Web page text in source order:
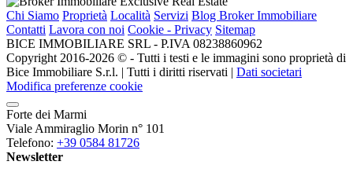
Chi Siamo Proprietà Località Servizi Blog Broker Immobiliare
Contatti Lavora con noi Cookie - Privacy Sitemap
BICE IMMOBILIARE SRL - P.IVA 08238860962
Copyright 2016-2026 ©️ - Tutti i testi e le immagini sono proprietà di
Bice Immobiliare S.r.l. | Tutti i diritti riservati | Dati societari
Modifica preferenze cookie
Forte dei Marmi
Viale Ammiraglio Morin n° 101
Telefono: +39 0584 81726
Newsletter